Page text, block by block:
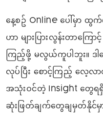
နေ့စဥ် Online ပေါ်မှာ
ဟာ များပြားလွန်းတာကြ
ကြည့်ဖို့ မလွယ်ကူပါဘူး။ ဒ
လုပ်ပြီး စောင့်ကြည့် လေ့
အသုံးဝင်တဲ့ Insight တွေရ
ဆုံးဖြတ်ချက်တွေချမှတ်နိုင်မှ